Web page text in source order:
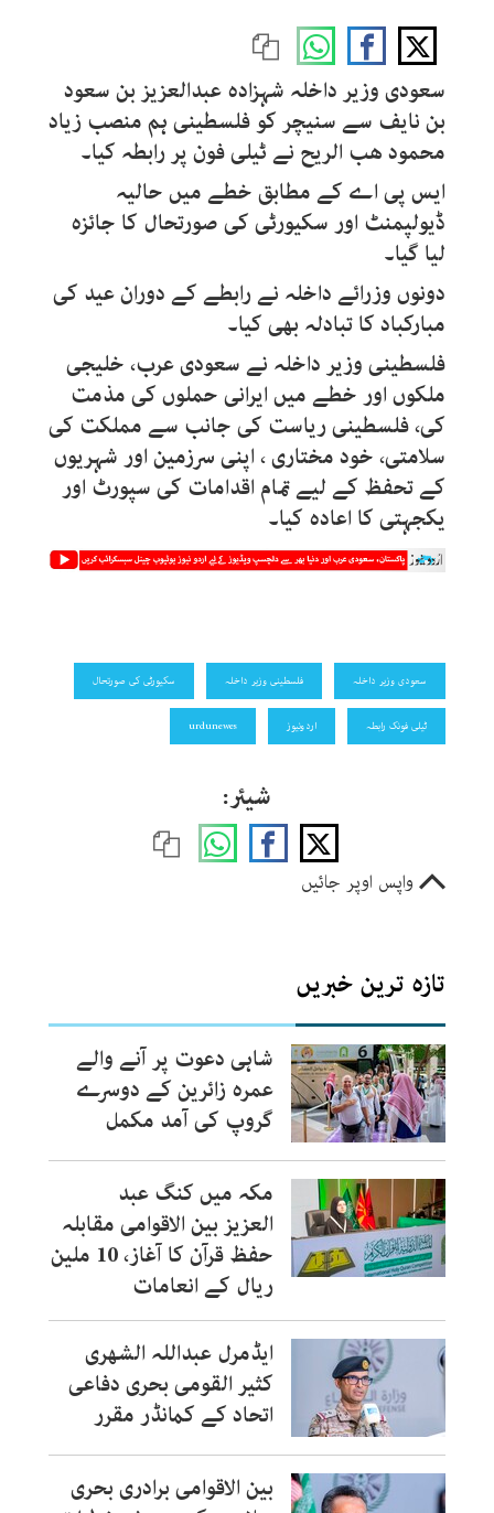
سعودی وزیر داخلہ شہزادہ عبدالعزیز بن سعود
بن نایف سے سنیچر کو فلسطینی ہم منصب زیاد
محمود ھب الریح نے ٹیلی فون پر رابطہ کیا۔
ایس پی اے کے مطابق خطے میں حالیہ
ڈیولپمنٹ اور سکیورٹی کی صورتحال کا جائزہ
لیا گیا۔
دونوں وزرائے داخلہ نے رابطے کے دوران عید کی
مبارکباد کا تبادلہ بھی کیا۔
فلسطینی وزیر داخلہ نے سعودی عرب، خلیجی
ملکوں اور خطے میں ایرانی حملوں کی مذمت
کی، فلسطینی ریاست کی جانب سے مملکت کی
سلامتی، خود مختاری ، اپنی سرزمین اور شہریوں
کے تحفظ کے لیے تمام اقدامات کی سپورٹ اور
یکجہتی کا اعادہ کیا۔
سعودی وزیر داخلہ فلسطینی وزیر داخلہ سکیورٹی کی صورتحال
ٹیلی فونک رابطہ اردونیوز urdunewes
شیئر:
واپس اوپر جائیں
تازہ ترین خبریں
شاہی دعوت پر آنے والے
عمرہ زائرین کے دوسرے
گروپ کی آمد مکمل
مکہ میں کنگ عبد
العزیز بین الاقوامی مقابلہ
حفظ قرآن کا آغاز، 10 ملین
ریال کے انعامات
ایڈمرل عبداللہ الشھری
کثیر القومی بحری دفاعی
اتحاد کے کمانڈر مقرر
بین الاقوامی برادری بحری